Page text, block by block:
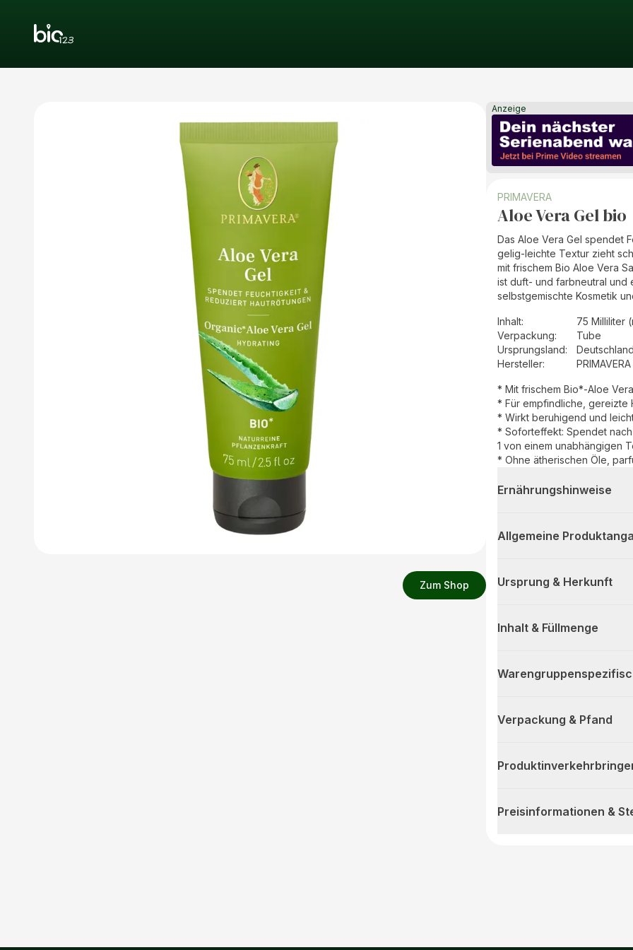
Zum Shop
Anzeige
PRIMAVERA
Aloe Vera Gel bio
Das Aloe Vera Gel spendet
gelig-leichte Textur zieht
mit frischem Bio Aloe Vera
ist duft- und farbneutral und
selbstgemischte Kosmetik
Inhalt:
75 Milliliter
Verpackung:
Tube
Ursprungsland:
Hersteller:
* Mit frischem Bio*-Aloe
* Für empfindliche, gereizte
* Wirkt beruhigend und
* Soforteffekt: Spendet
1 von einem unabhängigen
* Ohne ätherischen Öle,
Ernährungshinweise
Allgemeine
Ursprung & Herkunft
Inhalt & Füllmenge
Verpackung & Pfand
Preisinformationen &